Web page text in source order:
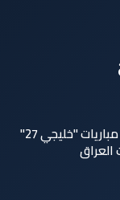
الاتحاد الخليجي يعلن جدول مباريات "خليجي 27"